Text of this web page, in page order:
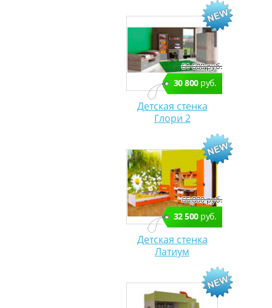
61 600 руб.
30 800руб.
Детская стенка
Глори 2
65 000 руб.
32 500руб.
Детская стенка
Латиум